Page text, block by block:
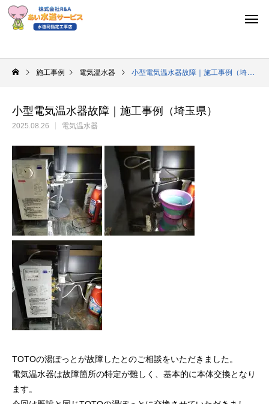
施工事例 電気温水器 小型電気温水器故障｜施工事例（埼玉県）
小型電気温水器故障｜施工事例（埼玉県）
2025.08.26 電気温水器
TOTOの湯ぽっとが故障したとのご相談をいただきました。
電気温水器は故障箇所の特定が難しく、基本的に本体交換となり
ます。